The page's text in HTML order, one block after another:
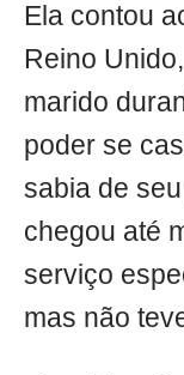
Ela contou
Reino
marido
poder se
sabia de
chegou até
serviço
mas não